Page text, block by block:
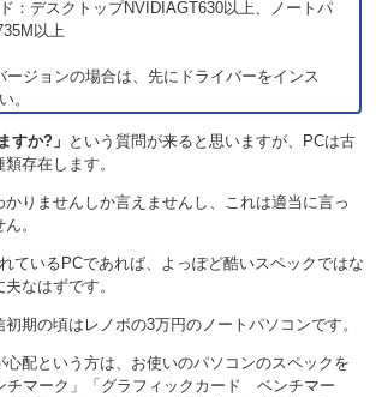
：デスクトップNVIDIAGT630以上、ノートパ
以上
ージョンの場合は、先にドライバーをインス
。
すか?」 という質問が来ると思いますが、PCは古
存在します。
りませんしか言えませんし、これは適当に言っ
。
ているPCであれば、よっぽど酷いスペックではな
なはずです。
期の頃はレノボの3万円のノートパソコンです。
心配という方は、お使いのパソコンのスペックを
マーク」「グラフィックカード ベンチマー